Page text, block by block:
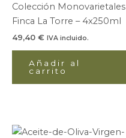
Colección Monovarietales
Finca La Torre – 4x250ml
49,40 € IVA incluido.
Añadir al
carrito
Rango